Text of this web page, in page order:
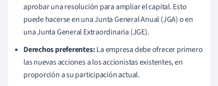
aprobar una resolución para ampliar el capital. Esto
puede hacerse en una Junta General Anual (JGA) o en
una Junta General Extraordinaria (JGE).
Derechos preferentes:La empresa debe ofrecer primero
las nuevas acciones a los accionistas existentes, en
proporción a su participación actual.